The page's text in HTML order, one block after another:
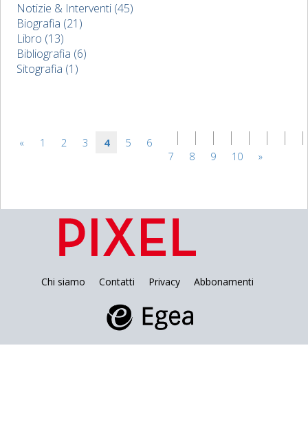
Notizie & Interventi (45)
Biografia (21)
Libro (13)
Bibliografia (6)
Sitografia (1)
« 1 2 3 4 5
6
7
8 9 10 »
Chi siamo Contatti Privacy Abbonamenti